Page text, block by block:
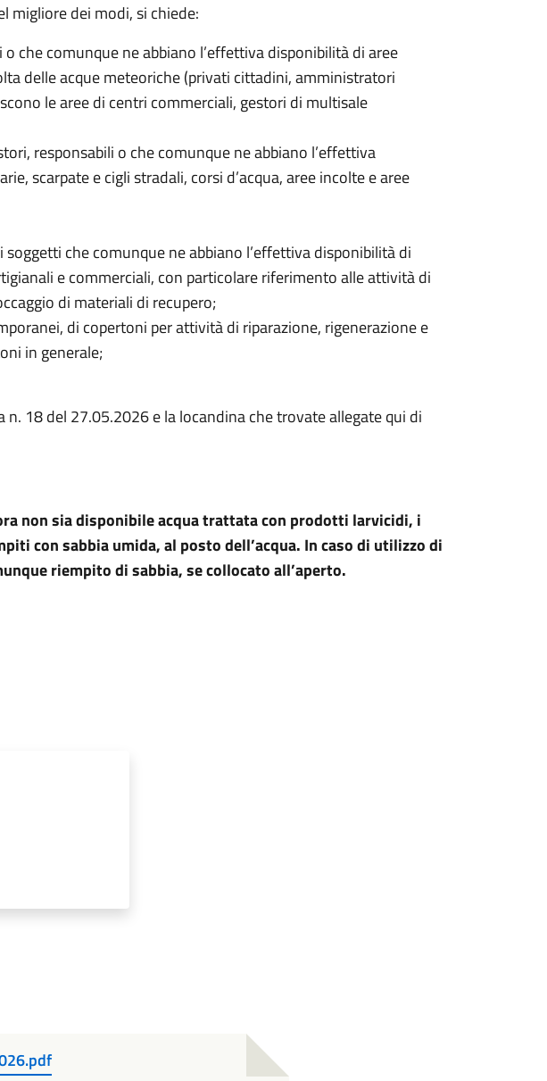
migliore dei modi, si chiede:
che comunque ne abbiano l’effettiva disponibilità di aree
delle acque meteoriche (privati cittadini, amministratori
le aree di centri commerciali, gestori di multisale
responsabili o che comunque ne abbiano l’effettiva
scarpate e cigli stradali, corsi d’acqua, aree incolte e aree
che comunque ne abbiano l’effettiva disponibilità di
e commerciali, con particolare riferimento alle attività di
di materiali di recupero;
di copertoni per attività di riparazione, rigenerazione e
in generale;
18 del 27.05.2026 e la locandina che trovate allegate qui di
non sia disponibile acqua trattata con prodotti larvicidi, i
con sabbia umida, al posto dell’acqua. In caso di utilizzo di
riempito di sabbia, se collocato all’aperto.